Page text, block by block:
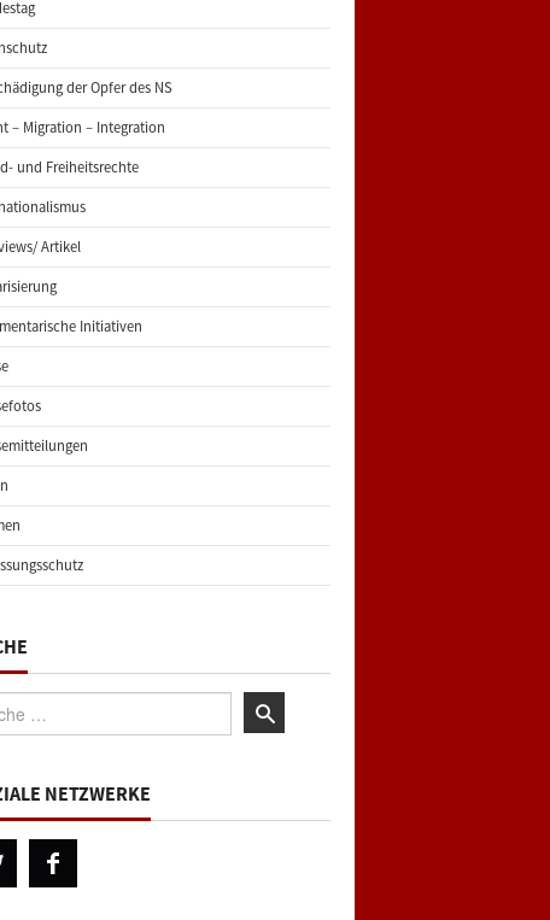
der Opfer des NS
– Migration – Integration
und Freiheitsrechte
Artikel
Initiativen
NETZWERKE